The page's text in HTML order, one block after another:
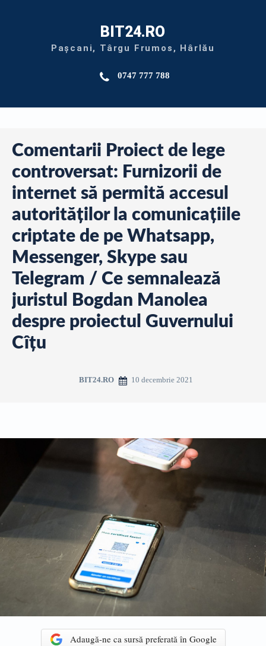
BIT24.RO
Pașcani, Târgu Frumos, Hârlău
0747 777 788
Comentarii Proiect de lege
controversat: Furnizorii de
internet să permită accesul
autorităților la comunicațiile
criptate de pe Whatsapp,
Messenger, Skype sau
Telegram / Ce semnalează
juristul Bogdan Manolea
despre proiectul Guvernului
Cîțu
BIT24.RO 10 decembrie 2021
Adaugă-ne ca sursă preferată în Google